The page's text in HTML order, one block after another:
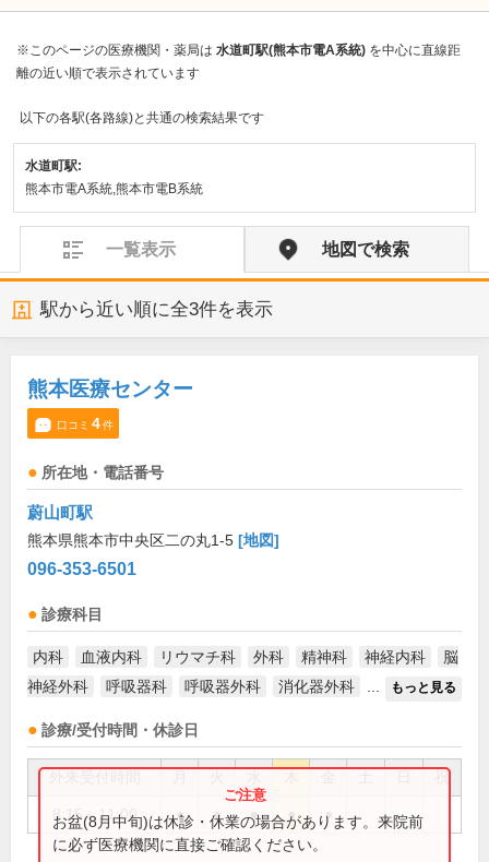
※このページの医療機関・薬局は 水道町駅(熊本市電A系統) を中心に直線距
離の近い順で表示されています
以下の各駅(各路線)と共通の検索結果です
水道町駅:
熊本市電A系統,熊本市電B系統
一覧表示 地図で検索
駅から近い順に全3件を表示
熊本医療センター
口コミ 4件
所在地・電話番号
蔚山町駅
熊本県熊本市中央区二の丸1-5 [地図]
096-353-6501
診療科目
内科 血液内科 リウマチ科 外科 精神科 神経内科
脳
神経外科
呼吸器科 呼吸器外科 消化器外科 もっと見る
診療/受付時間・休診日
祝
8:15～11:00 ● ● ● ● ●
お盆(8月中旬)は休診・休業の場合があります。来院前
に必ず医療機関に直接ご確認ください。